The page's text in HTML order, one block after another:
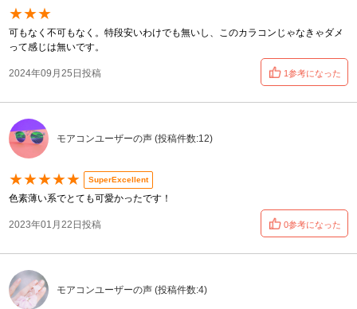
★★★
可もなく不可もなく。特段安いわけでも無いし、このカラコンじゃなきゃダメ
って感じは無いです。
2024年09月25日投稿 1参考になった
モアコンユーザーの声 (投稿件数:12)
★★★★★ SuperExcellent
色素薄い系でとても可愛かったです！
2023年01月22日投稿 0参考になった
モアコンユーザーの声 (投稿件数:4)